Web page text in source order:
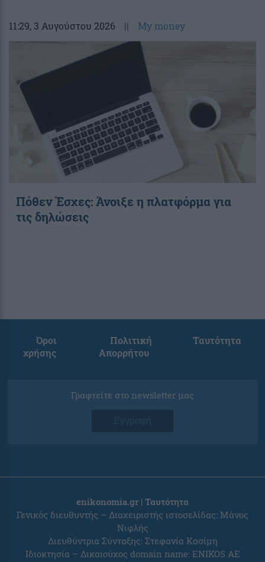
11:29, 3 Αυγούστου 2026 || My money
Πόθεν Έσχες: Άνοιξε η πλατφόρμα για
τις δηλώσεις
Όροι
χρήσης
Πολιτική
Απορρήτου
Ταυτότητα
Γραφτείτε στο newsletter μας
Εγγραφή
enikonomia.gr | Ταυτότητα
Γενικός διευθυντής – Διαχειριστής ιστοσελίδας: Μάνος
Νιφλής
Διευθύντρια Σύνταξης: Στεφανία Κασίμη
Ιδιοκτησία – Δικαιούχος domain name: ENIKOS AE